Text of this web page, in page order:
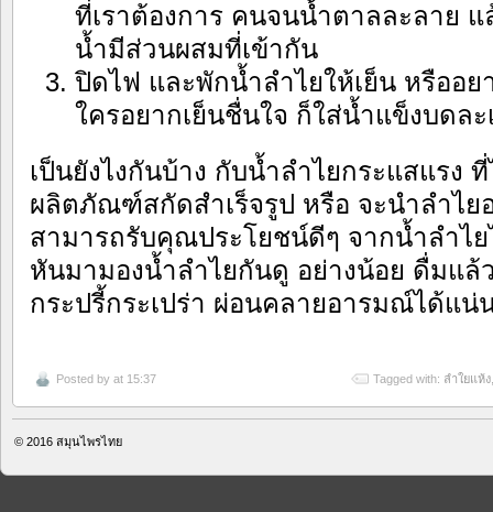
ที่เราต้องการ คนจนน้ำตาลละลาย
น้ำมีส่วนผสมที่เข้ากัน
ปิดไฟ และพักน้ำลำไยให้เย็น หรืออ
ใครอยากเย็นชื่นใจ ก็ใส่น้ำแข็งบดละ
เป็นยังไงกันบ้าง กับน้ำลำไยกระแสแรง
ผลิตภัณฑ์สกัดสำเร็จรูป หรือ จะนำลำไย
สามารถรับคุณประโยชน์ดีๆ จากน้ำลำไ
หันมามองน้ำลำไยกันดู อย่างน้อย ดื่มแล้
กระปรี้กระเปร่า ผ่อนคลายอารมณ์ได้แน่
Posted by at 15:37 Tagged with: ลำใยแห้ง
© 2016 สมุนไพรไทย